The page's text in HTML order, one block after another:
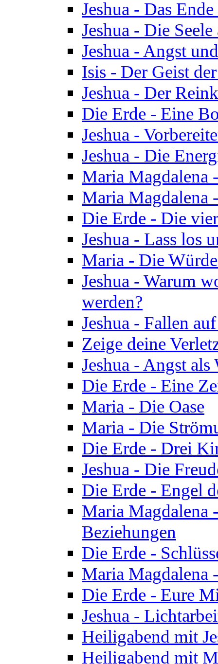
Jeshua - Das
Jeshua - Die
Jeshua - Angst
Isis - Der Geist
Jeshua - Der
Die Erde - Eine
Jeshua -
Jeshua - Die
Maria Magdalena
Maria Magdalena
Die Erde - Die
Jeshua - Lass los
Maria - Die
Jeshua - Warum
werden?
Jeshua - Fallen
Zeige deine
Jeshua - Angst als
Die Erde - Eine
Maria - Die Oase
Maria - Die
Die Erde - Drei
Jeshua - Die
Die Erde - Engel
Maria Magdalena
Beziehungen
Die Erde -
Maria Magdalena
Die Erde - Eure
Jeshua -
Heiligabend mit
Heiligabend mit